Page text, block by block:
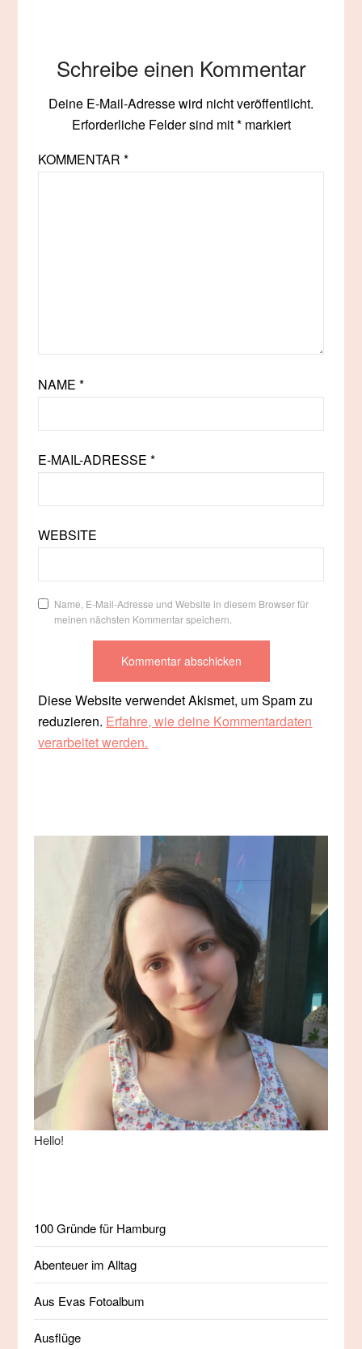
Schreibe einen Kommentar
Deine E-Mail-Adresse wird nicht veröffentlicht.
Erforderliche Felder sind mit*markiert
KOMMENTAR*
NAME*
E-MAIL-ADRESSE*
WEBSITE
Name, E-Mail-Adresse und Website in diesem Browser für
meinen nächsten Kommentar speichern.
Diese Website verwendet Akismet, um Spam zu
reduzieren. Erfahre, wie deine Kommentardaten
verarbeitet werden.
Hello!
100 Gründe für Hamburg
Abenteuer im Alltag
Aus Evas Fotoalbum
Ausflüge